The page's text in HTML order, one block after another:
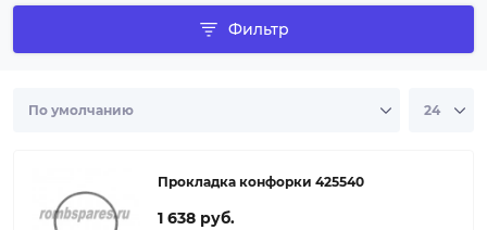
Фильтр
Прокладка конфорки 425540
1 638 руб.